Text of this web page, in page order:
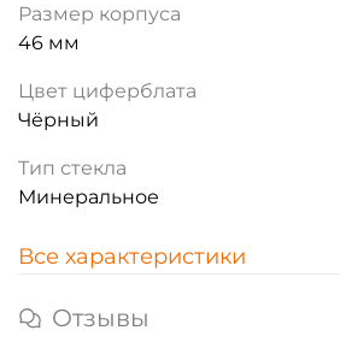
Размер корпуса
46 мм
Цвет циферблата
Чёрный
Тип стекла
Минеральное
Все характеристики
Отзывы